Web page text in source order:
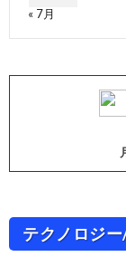
« 7月
テクノロジ